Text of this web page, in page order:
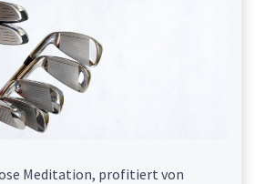
Meditation, profitiert von